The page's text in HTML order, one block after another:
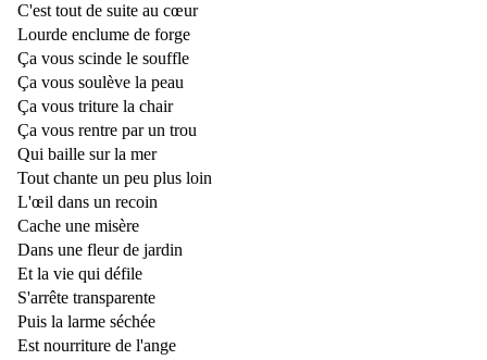
C'est tout de suite au cœur
Lourde enclume de forge
Ça vous scinde le souffle
Ça vous soulève la peau
Ça vous triture la chair
Ça vous rentre par un trou
Qui baille sur la mer
Tout chante un peu plus loin
L'œil dans un recoin
Cache une misère
Dans une fleur de jardin
Et la vie qui défile
S'arrête transparente
Puis la larme séchée
Est nourriture de l'ange